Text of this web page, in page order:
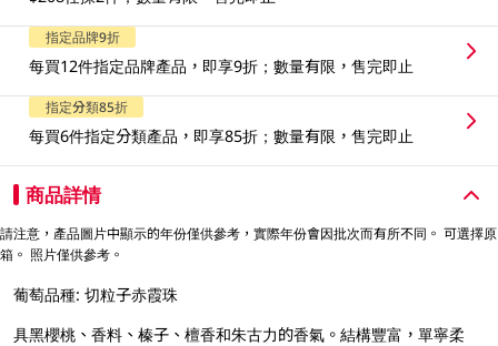
指定品牌9折
每買12件指定品牌產品，即享9折；數量有限，售完即止
指定分類85折
每買6件指定分類產品，即享85折；數量有限，售完即止
商品詳情
請注意，產品圖片中顯示的年份僅供參考，實際年份會因批次而有所不同。 可選擇原
箱。 照片僅供參考。
葡萄品種: 切粒子赤霞珠
具黑櫻桃、香料、榛子、檀香和朱古力的香氣。結構豐富，單寧柔